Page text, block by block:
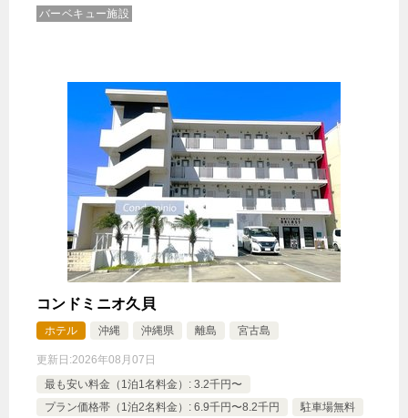
バーベキュー施設
コンドミニオ久貝
ホテル 沖縄 沖縄県 離島 宮古島
更新日:2026年08月07日
最も安い料金（1泊1名料金）: 3.2千円〜
プラン価格帯（1泊2名料金）: 6.9千円〜8.2千円
駐車場無料